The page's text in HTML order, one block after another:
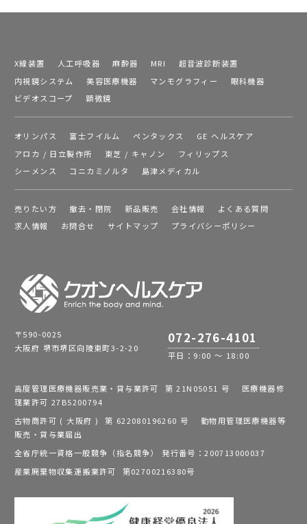
X線装置 人工呼吸器 麻酔器 MRI
超音波診断装置
内視鏡システム
美容医療機器 マンモグラフィー
眼科機器
ビデオスコープ
顕微鏡
オリンパス 富士フイルム ペンタックス
GE ヘルスケア
アロカ / 日立製作所
東芝 / キャノン
フィリップス
シーメンス
コニカミノルタ 島津メディカル
売りたい方 撤去・閉院 新品販売 会社情報
よくある質問
求人情報
お問合せ サイトマップ プライバシーポリシー
〒590-0025
大阪府 堺市堺区向陵東町3-2-20
072-276-4101
平日：9:00 ～ 18:00
高度管理医療機器販売業・貸与業許可 第 21N05051 号 医療機器修
理業許可 27BS200794
古物商許可 ( 大阪府 ) 第 622080196260 号 動物用管理医療機器等
販売・貸与業届出
全省庁統一資格一般競争（指名競争） 発行番号：200713000037
産業廃棄物収集運搬業許可 第02700216380号